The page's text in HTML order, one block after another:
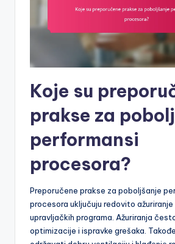
Koje su
prakse za
performansi
procesora?
Preporučene prakse za poboljšanje
procesora uključuju redovito
upravljačkih programa. Ažuriranja
optimizacije i ispravke grešaka.